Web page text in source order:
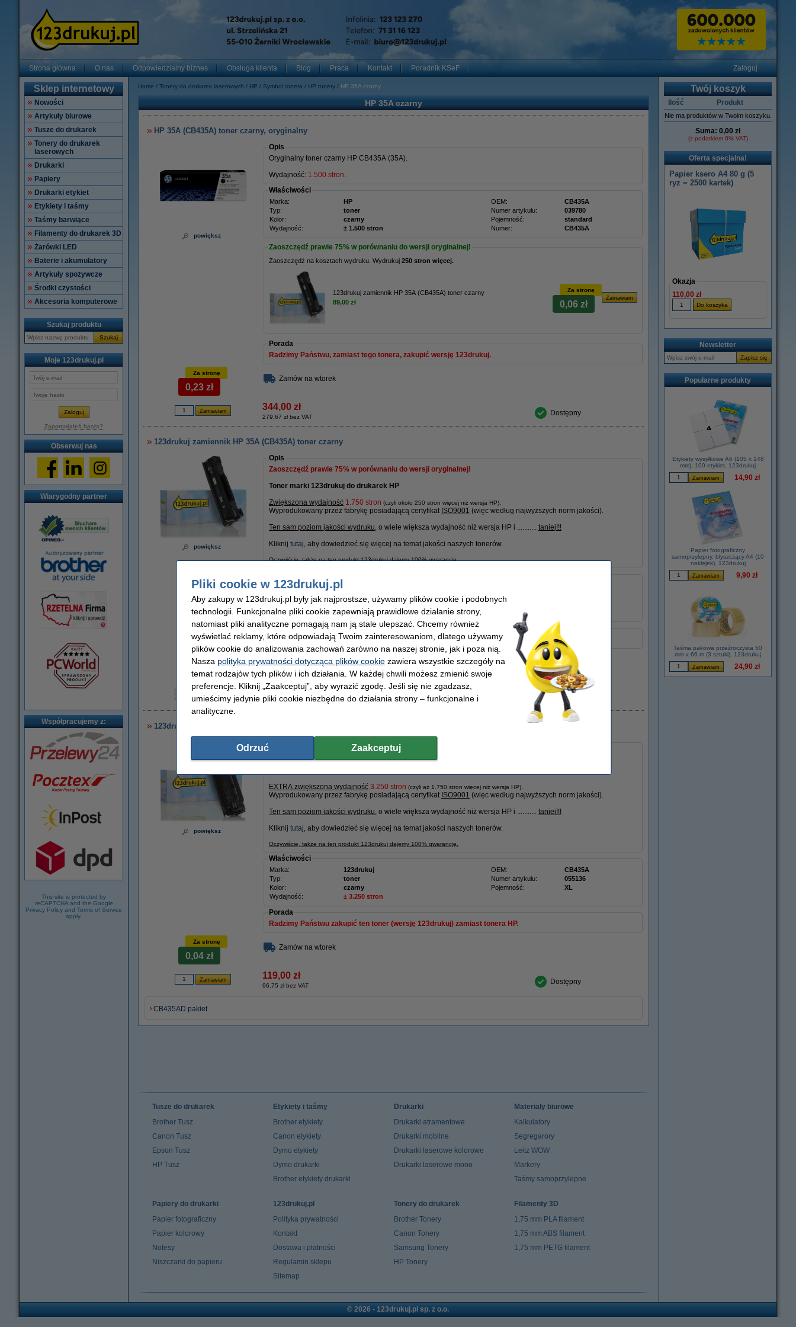
Strona główna O nas Odpowiedzialny biznes Obsługa klienta Blog Praca Kontakt Poradnik KSeF Zaloguj
Sklep internetowy
Nowości
Artykuły biurowe
Tusze do drukarek
Tonery do drukarek
laserowych
Drukarki
Papiery
Drukarki etykiet
Etykiety i taśmy
Taśmy barwiące
Filamenty do drukarek 3D
Żarówki LED
Baterie i akumulatory
Artykuły spożywcze
Środki czystości
Akcesoria komputerowe
Szukaj produktu
Szukaj
Moje 123drukuj.pl
Zapomniałeś hasła?
Obserwuj nas
Wiarygodny partner
Współpracujemy z:
This site is protected by
reCAPTCHA and the Google
Privacy Policy and Terms of Service
apply.
Home Tonery do drukarek laserowych HP Symbol tonera HP tonery HP 35A czarny
HP 35A czarny
HP 35A (CB435A) toner czarny, oryginalny
powiększ
Opis
Oryginalny toner czarny HP CB435A (35A).
Wydajność: 1.500 stron.
Właściwości
Marka: HP OEM:
CB435A
Typ:
toner Numer artykułu:
039780
Kolor:
czarny Pojemność:
standard
Wydajność:
± 1.500 stron Numer: CB435A
Zaoszczędź prawie 75% w porównaniu do wersji oryginalnej!
Zaoszczędź na kosztach wydruku. Wydrukuj 250 stron więcej.
123drukuj zamiennik HP 35A (CB435A) toner czarny
89,00 zł
Za stronę
0,06 zł
Porada
Radzimy Państwu, zamiast tego tonera, zakupić wersję 123drukuj.
Za stronę
0,23 zł
Zamów na wtorek
344,00 zł
279,67 zł bez VAT Dostępny
123drukuj zamiennik HP 35A (CB435A) toner czarny
powiększ
Opis
Zaoszczędź prawie 75% w porównaniu do wersji oryginalnej!
Toner marki 123drukuj do drukarek HP
Zwiększona wydajność 1.750 stron (czyli około 250 stron więcej niż wersja HP).
Wyprodukowany przez fabrykę posiadającą certyfikat ISO9001 (więc według najwyższych norm jakości).
Ten sam poziom jakości wydruku, o wiele większa wydajność niż wersja HP i ........... taniej!!!
Kliknij tutaj, aby dowiedzieć się więcej na temat jakości naszych tonerów.
Oczywiście, także na ten produkt 123drukuj dajemy 100% gwarancję.
Marka:
Kolor:
czarny Pojemność:
Wydajność:
± 1.500 stron
Porada
Radzimy Państwu zakupić ten toner (wersję 123drukuj) zamiast tonera HP.
Za stronę
0,06 zł
Zamów na wtorek
89,00 zł
72,36 zł bez VAT Dostępny
123drukuj zamiennik HP 35A XL (CB435A) toner czarny, zwiększona pojemność
powiększ
w porównaniu do wersji oryginalnej!
EXTRA zwiększona wydajność 3.250 stron (czyli aż 1.750 stron więcej niż wersja HP).
Wyprodukowany przez fabrykę posiadającą certyfikat ISO9001 (więc według najwyższych norm jakości).
Ten sam poziom jakości wydruku, o wiele większa wydajność niż wersja HP i ........... taniej!!!
Kliknij tutaj, aby dowiedzieć się więcej na temat jakości naszych tonerów.
Oczywiście, także na ten produkt 123drukuj dajemy 100% gwarancję.
Właściwości
Marka: 123drukuj OEM:
CB435A
Typ:
toner Numer artykułu:
055136
Kolor:
czarny Pojemność:
XL
Wydajność:
± 3.250 stron
Porada
Radzimy Państwu zakupić ten toner (wersję 123drukuj) zamiast tonera HP.
Za stronę
0,04 zł
Zamów na wtorek
119,00 zł
96,75 zł bez VAT Dostępny
CB435AD pakiet
Twój koszyk
Ilość Produkt
Nie ma produktów w Twoim koszyku.
Suma: 0,00 zł
(z podatkiem 0% VAT)
Oferta specjalna!
Papier ksero A4 80 g (5
ryz = 2500 kartek)
Okazja
110,00 zł
Newsletter
Popularne produkty
Etykiety wysyłkowe A6 (105 x 148
mm), 100 etykiet, 123drukuj
14,90 zł
Papier fotograficzny
samoprzylepny, błyszczący A4 (10
naklejek), 123drukuj
9,90 zł
Taśma pakowa przeźroczysta 50
mm x 66 m (3 sztuki), 123drukuj
24,90 zł
Tusze do drukarek
Brother Tusz
Canon Tusz
Epson Tusz
HP Tusz
Etykiety i taśmy
Brother etykiety
Canon etykiety
Dymo etykiety
Dymo drukarki
Brother etykiety drukarki
Drukarki
Drukarki atramentowe
Drukarki mobilne
Drukarki laserowe kolorowe
Drukarki laserowe mono
Materiały biurowe
Kalkulatory
Segregarory
Leitz WOW
Markery
Taśmy samoprzylepne
Papiery do drukarki
Papier fotograficzny
Papier kolorowy
Notesy
Niszczarki do papieru
123drukuj.pl
Polityka prywatności
Kontakt
Dostawa i płatności
Regulamin sklepu
Sitemap
Tonery do drukarek
Brother Tonery
Canon Tonery
Samsung Tonery
HP Tonery
Filamenty 3D
1,75 mm PLA filament
1,75 mm ABS filament
1,75 mm PETG filament
© 2026 - 123drukuj.pl sp. z o.o.
Pliki cookie w 123drukuj.pl
Aby zakupy w 123drukuj.pl były jak najprostsze, używamy plików cookie i podobnych
technologii. Funkcjonalne pliki cookie zapewniają prawidłowe działanie strony,
natomiast pliki analityczne pomagają nam ją stale ulepszać. Chcemy również
wyświetlać reklamy, które odpowiadają Twoim zainteresowaniom, dlatego używamy
plików cookie do analizowania zachowań zarówno na naszej stronie, jak i poza nią.
Nasza polityka prywatności dotycząca plików cookiezawiera wszystkie szczegóły na
temat rodzajów tych plików i ich działania. W każdej chwili możesz zmienić swoje
preferencje. Kliknij „Zaakceptuj”, aby wyrazić zgodę. Jeśli się nie zgadzasz,
umieścimy jedynie pliki cookie niezbędne do działania strony – funkcjonalne i
analityczne.
Odrzuć Zaakceptuj